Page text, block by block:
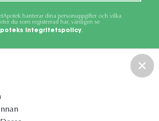
hanterar dina personuppgifter och vilka
du som registrerad har, vänligen se
integritetspolicy.